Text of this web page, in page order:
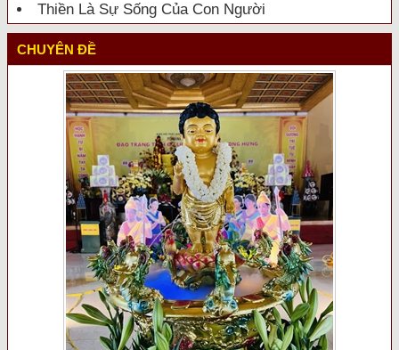
Thiền Là Sự Sống Của Con Người
CHUYÊN ĐỀ